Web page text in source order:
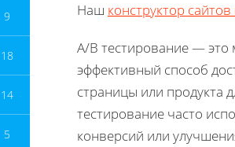
9
18
14
5
Наш конструктор
A/B тестирование — это
эффективный способ
страницы или продукта
тестирование часто
конверсий или